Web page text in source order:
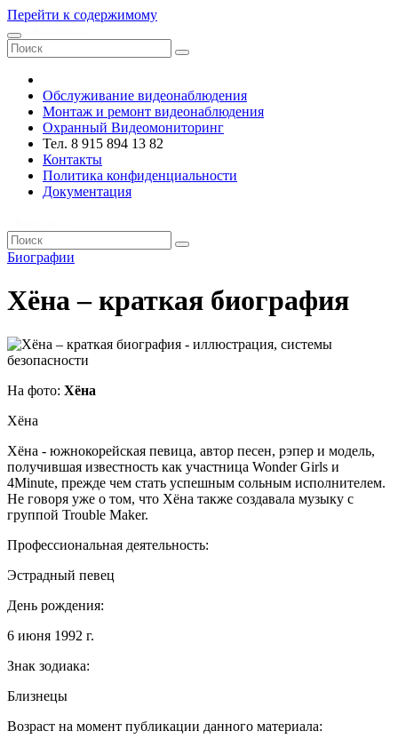
Перейти к содержимому
Обслуживание видеонаблюдения
Монтаж и ремонт видеонаблюдения
Охранный Видеомониторинг
Тел. 8 915 894 13 82
Контакты
Политика конфиденциальности
Документация
Биографии
Хёна – краткая биография
На фото: Хёна
Хёна
Хёна - южнокорейская певица, автор песен, рэпер и модель,
получившая известность как участница Wonder Girls и
4Minute, прежде чем стать успешным сольным исполнителем.
Не говоря уже о том, что Хёна также создавала музыку с
группой Trouble Maker.
Профессиональная деятельность:
Эстрадный певец
День рождения:
6 июня 1992 г.
Знак зодиака:
Близнецы
Возраст на момент публикации данного материала: